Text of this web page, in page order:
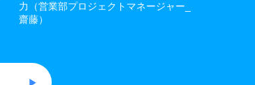
力（営業部プロジェクトマネージャー_
齋藤）